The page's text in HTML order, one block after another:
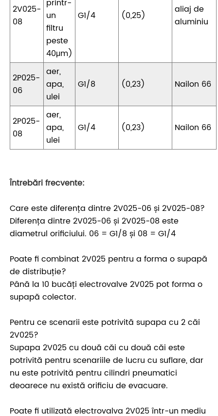
2V025-
08
printr-
un
filtru
peste
40μm)
G1/4 (0,25)
aliaj de
aluminiu
2P025-
06
aer,
apa,
ulei
G1/8 (0,23) Nailon 66
2P025-
08
aer,
apa,
ulei
G1/4 (0,23) Nailon 66
Întrebări frecvente:
Care este diferența dintre 2V025-06 și 2V025-08?
Diferența dintre 2V025-06 și 2V025-08 este
diametrul orificiului. 06 = G1/8 și 08 = G1/4
Poate fi combinat 2V025 pentru a forma o supapă
de distribuție?
Până la 10 bucăți electrovalve 2V025 pot forma o
supapă colector.
Pentru ce scenarii este potrivită supapa cu 2 căi
2V025?
Supapa 2V025 cu două căi cu două căi este
potrivită pentru scenariile de lucru cu suflare, dar
nu este potrivită pentru cilindri pneumatici
deoarece nu există orificiu de evacuare.
Poate fi utilizată electrovalva 2V025 într-un mediu